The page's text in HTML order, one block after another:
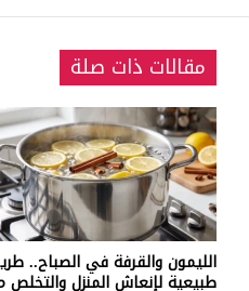
مقالات ذات صلة
الليمون والقرفة في الصباح..
طبيعية لإنعاش المنزل